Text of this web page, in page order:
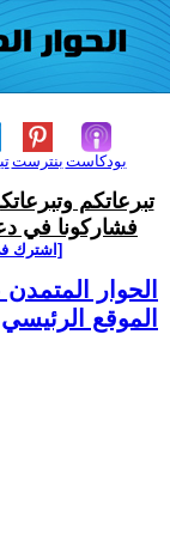
بنترست بودكاست
تبرعاتكم
فشاركونا في
[اشترك
الحوار
الموقع الرئيسي